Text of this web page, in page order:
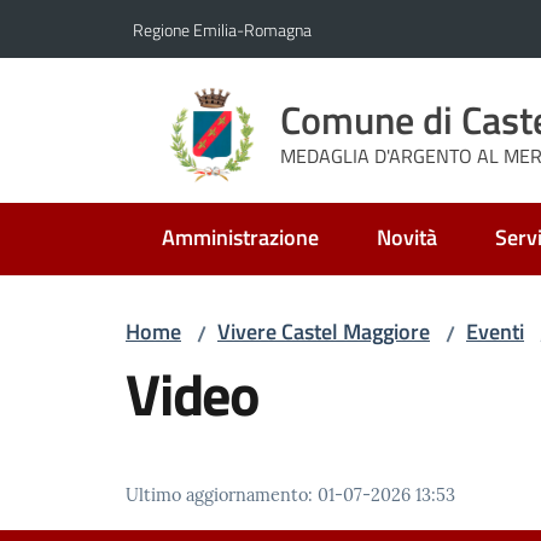
Regione Emilia-Romagna
Comune di
MEDAGLIA D'ARGENTO AL
Amministrazione Novità
Home / Vivere Castel Maggiore / Eventi
Video
Ultimo aggiornamento: 01-07-2026 13:53